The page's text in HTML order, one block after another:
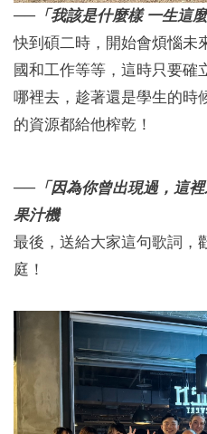
──「我該是什麼樣 一生這
快到碩二時，開始會煩惱未
國和工作等等，這時只要確
哪裡去，趁著還是學生的時
的資源都給他榨乾！
──「因為你曾出現過，這
果汁機
最後，送給大家這句歌詞，
庭！